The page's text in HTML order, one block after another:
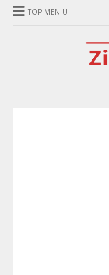
TOP MENIU